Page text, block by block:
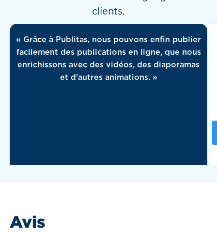
clients.
« Grâce à Publitas, nous pouvons enfin publier
facilement des publications en ligne, que nous
enrichissons avec des vidéos, des diaporamas
et d'autres animations. »
Avis